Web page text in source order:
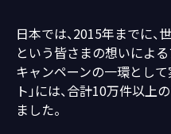
日本では、2015年までに、
という皆さまの想いによ
キャンペーンの一環とし
ト」には、合計10万件以
ました。